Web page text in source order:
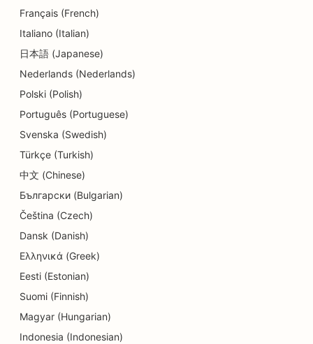
SEO pre centrá dennej starostlivosti
SEO pre obchody s detailmi
SEO pre reštaurácie
SEO pre obchody s koláčikmi
SEO pre služby vzdelávania a starostlivosti o deti
SEO pre čistiarne
SEO pre predajne elektroniky
SEO pre strojárske firmy
SEO pre endodontistov
SEO pre zábavu a rekreáciu
Français (French)
Italiano (Italian)
日本語 (Japanese)
Nederlands (Nederlands)
Polski (Polish)
Português (Portuguese)
Svenska (Swedish)
Türkçe (Turkish)
中文 (Chinese)
Български (Bulgarian)
Čeština (Czech)
Dansk (Danish)
Ελληνικά (Greek)
Eesti (Estonian)
Suomi (Finnish)
Magyar (Hungarian)
Indonesia (Indonesian)